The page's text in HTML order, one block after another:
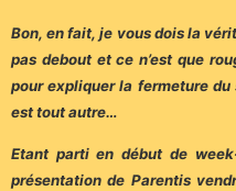
Bon, en fait, je vous dois la
pas debout et ce n’est que
pour expliquer la fermeture
est tout autre…
Etant parti en début de
présentation de Parentis